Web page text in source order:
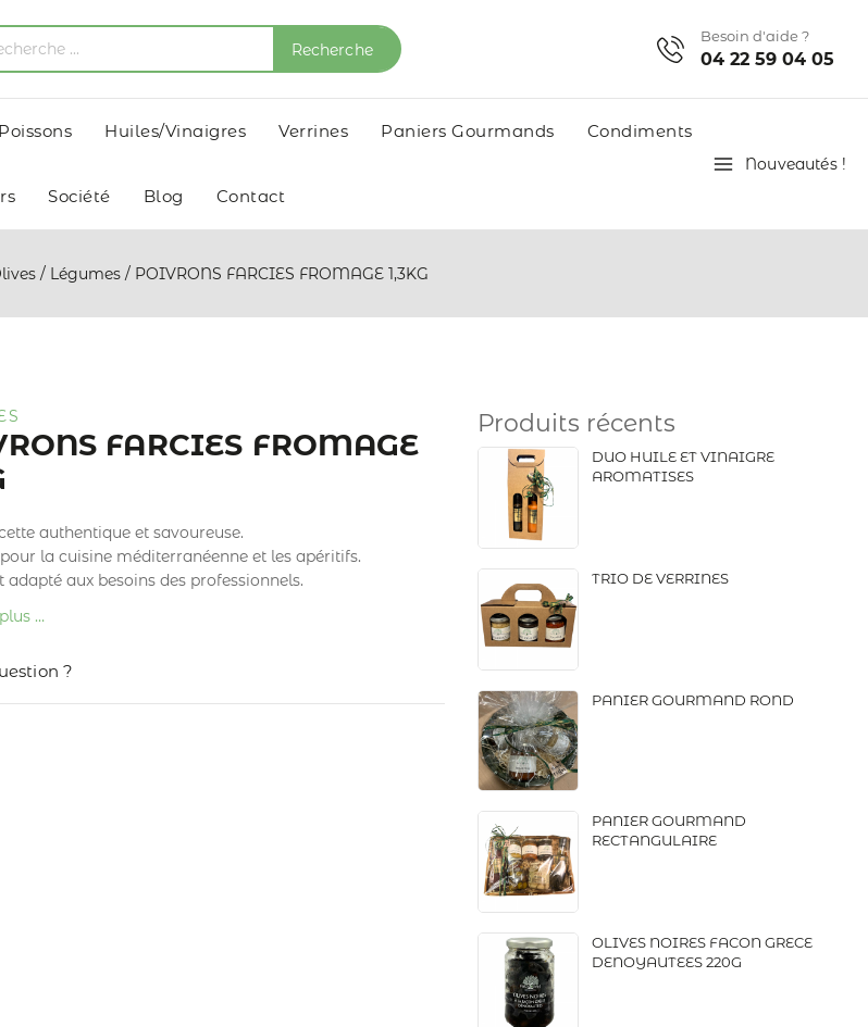
Recherche
Besoin d'aide ?
04 22 59 04 05
Poissons Huiles/Vinaigres Verrines Paniers Gourmands Condiments
Société Blog Contact
Nouveautés !
/ Légumes / POIVRONS FARCIES FROMAGE 1,3KG
Produits récents
DUO HUILE ET VINAIGRE
AROMATISES
TRIO DE VERRINES
PANIER GOURMAND ROND
PANIER GOURMAND
RECTANGULAIRE
OLIVES NOIRES FACON GRECE
DENOYAUTEES 220G
FARCIES FROMAGE
authentique et savoureuse.
la cuisine méditerranéenne et les apéritifs.
adapté aux besoins des professionnels.
…
?